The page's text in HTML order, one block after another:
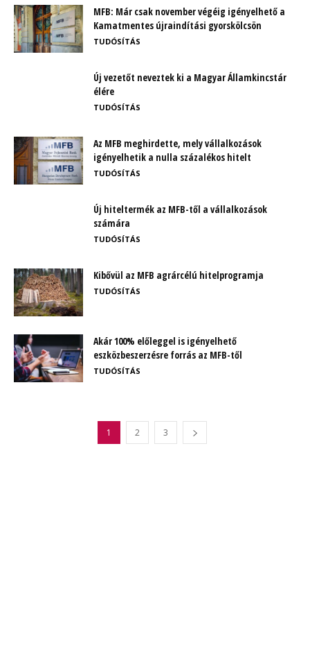
MFB: Már csak november végéig igényelhető a
Kamatmentes újraindítási gyorskölcsön
TUDÓSÍTÁS
Új vezetőt neveztek ki a Magyar Államkincstár
élére
TUDÓSÍTÁS
Az MFB meghirdette, mely vállalkozások
igényelhetik a nulla százalékos hitelt
TUDÓSÍTÁS
Új hiteltermék az MFB-től a vállalkozások
számára
TUDÓSÍTÁS
Kibővül az MFB agrárcélú hitelprogramja
TUDÓSÍTÁS
Akár 100% előleggel is igényelhető
eszközbeszerzésre forrás az MFB-től
TUDÓSÍTÁS
1 2 3